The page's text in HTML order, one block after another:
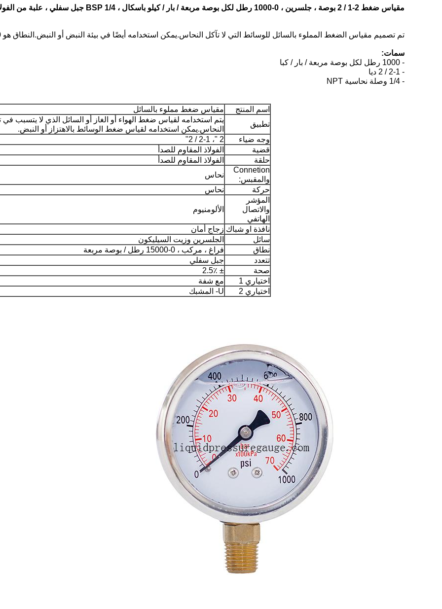
مقياس ضغط 2-1 / 2 بوصة ، جلسرين ، 0-1000 رطل لكل بوصة مربعة / بار / كيلو باسكال ، 1/4 BSP جبل سفلي ، علبة من الفولاذ المقاوم للصدأ ومتدرب نحاسي
تم تصميم مقياس الضغط المملوء بالسائل للوسائط التي لا تآكل النحاس.يمكن استخدامه أيضًا في بيئة النبض أو النبض.النطاق هو 0-1000 رطل لكل بوصة مربعة.
سمات:
- 1000 رطل لكل بوصة مربعة / بار / كبا
- 2-1 / 2 ديا
- 1/4 وصلة نحاسية NPT
اسم المنتج
مقياس ضغط مملوء بالسائل
تطبيق
يتم استخدامه لقياس ضغط الهواء أو الغاز أو السائل الذي لا يتسبب في
النحاس.يمكن استخدامه لقياس ضغط الوسائط بالاهتزاز أو النبض.
وجه ضياء
2 "، 2-1 / 2"
قضية
الفولاذ المقاوم للصدأ
حلقة
الفولاذ المقاوم للصدأ
Connetion
والمقبس:
نحاس
حركة
نحاس
المؤشر
والاتصال
الهاتفي
الألومنيوم
نافذة او شباك زجاج أمان
سائل
الجلسرين وزيت السيليكون
نطاق
فراغ ، مركب ، 0-15000 رطل / بوصة مربعة
تتعدد
جبل سفلي
صحة
± 2.5٪
اختياري 1
مع شفة
اختياري 2
U- المشبك